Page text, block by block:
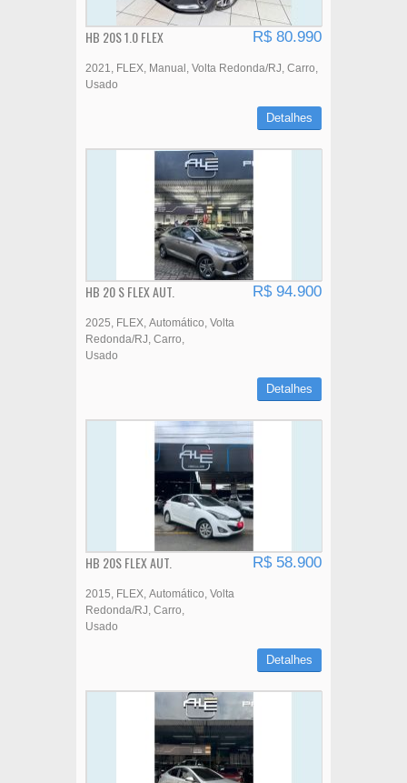
HB 20S 1.0 FLEX R$ 80.990
2021 FLEX Manual Volta Redonda/RJ Carro
Usado
Detalhes
HB 20 S FLEX AUT. R$ 94.900
2025 FLEX Automático Volta
Redonda/RJ Carro
Usado
Detalhes
HB 20S FLEX AUT. R$ 58.900
2015 FLEX Automático Volta
Redonda/RJ Carro
Usado
Detalhes